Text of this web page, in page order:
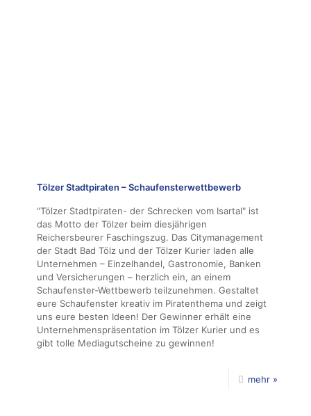
Tölzer Stadtpiraten – Schaufensterwettbewerb
"Tölzer Stadtpiraten- der Schrecken vom Isartal" ist
das Motto der Tölzer beim diesjährigen
Reichersbeurer Faschingszug. Das Citymanagement
der Stadt Bad Tölz und der Tölzer Kurier laden alle
Unternehmen – Einzelhandel, Gastronomie, Banken
und Versicherungen – herzlich ein, an einem
Schaufenster-Wettbewerb teilzunehmen. Gestaltet
eure Schaufenster kreativ im Piratenthema und zeigt
uns eure besten Ideen! Der Gewinner erhält eine
Unternehmenspräsentation im Tölzer Kurier und es
gibt tolle Mediagutscheine zu gewinnen!
mehr »